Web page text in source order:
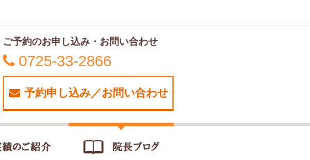
ご予約のお申し込み・お問い合わせ
0725-33-2866
予約申し込み／お問い合わせ